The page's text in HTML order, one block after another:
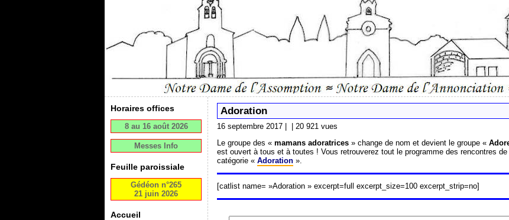
Horaires offices
8 au 16 août 2026
Messes Info
Feuille paroissiale
Gédéon n°265
21 juin 2026
Accueil
Adoration
16 septembre 2017 | | 20 921 vues
Le groupe des « mamans adoratrices » change de nom et devient le groupe «
est ouvert à tous et à toutes ! Vous retrouverez tout le programme des rencontres de
catégorie « Adoration ».
[catlist name= »Adoration » excerpt=full excerpt_size=100 excerpt_strip=no]